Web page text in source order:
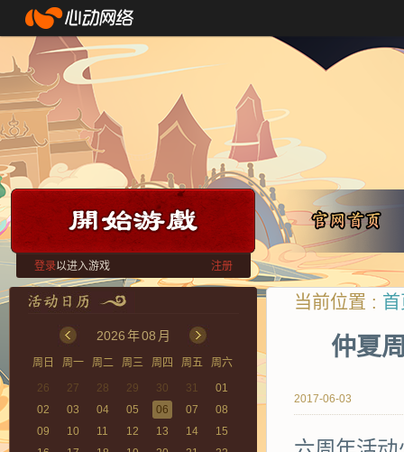
登录以进入游戏 注册
2026年08 月
周日 周一 周二 周三 周四 周五
周六
26
27 28 29 30 31
01
02
03 04 05 06 07
08
09
10 11 12 13 14
15
当前位置 :
仲夏
2017-06-03